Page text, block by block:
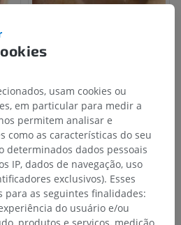
usam cookies ou
em particular para medir a
permitem analisar e
como as características do seu
determinados dados pessoais
IP, dados de navegação, uso
exclusivos). Esses
para as seguintes finalidades:
do usuário e/ou